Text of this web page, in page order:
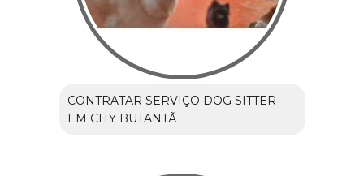
CONTRATAR SERVIÇO DOG SITTER
EM CITY BUTANTÃ